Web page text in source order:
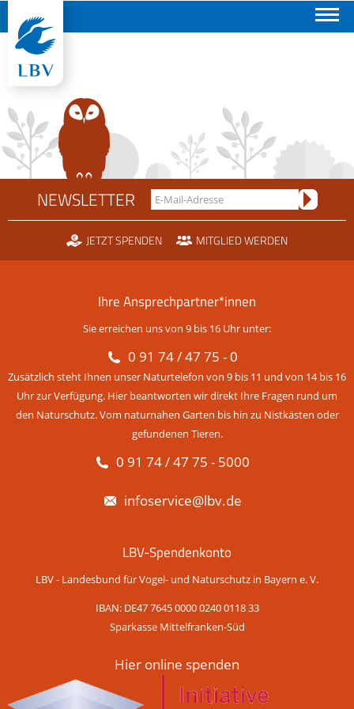
NEWSLETTER
JETZT SPENDEN MITGLIED WERDEN
Ihre Ansprechpartner*innen
Sie erreichen uns von 9 bis 16 Uhr unter:
0 91 74 / 47 75 - 0
Zusätzlich steht Ihnen unser Naturtelefon von 9 bis 11 und von 14 bis 16
Uhr zur Verfügung. Hier beantworten wir direkt Ihre Fragen rund um
den Naturschutz. Vom naturnahen Garten bis hin zu Nistkästen oder
gefundenen Tieren.
0 91 74 / 47 75 - 5000
infoservice@lbv.de
LBV-Spendenkonto
LBV - Landesbund für Vogel- und Naturschutz in Bayern e. V.
IBAN: DE47 7645 0000 0240 0118 33
Sparkasse Mittelfranken-Süd
Hier online spenden